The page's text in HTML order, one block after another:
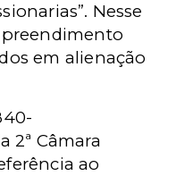
Nesse
em alienação
2ª Câmara
ao